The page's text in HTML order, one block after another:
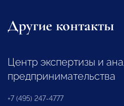
Другие контакты
Центр экспертизы и
предпринимательства
+7 (495) 247-4777